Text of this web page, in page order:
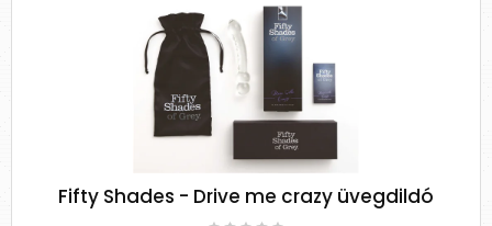
Fifty Shades - Drive me crazy üvegdildó